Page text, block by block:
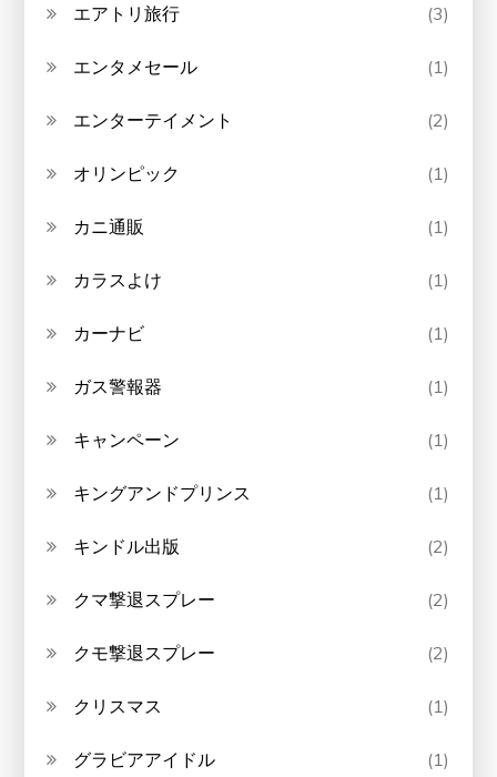
エアトリ旅行 (3)
エンタメセール (1)
エンターテイメント (2)
オリンピック (1)
カニ通販 (1)
カラスよけ (1)
カーナビ (1)
ガス警報器 (1)
キャンペーン (1)
キングアンドプリンス (1)
キンドル出版 (2)
クマ撃退スプレー (2)
クモ撃退スプレー (2)
クリスマス (1)
グラビアアイドル (1)